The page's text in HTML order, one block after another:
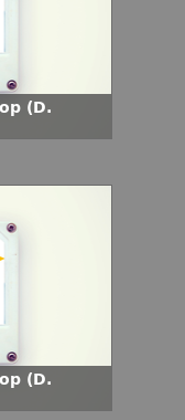
(D.
(D.